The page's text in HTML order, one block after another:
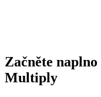
Začněte
Multiply